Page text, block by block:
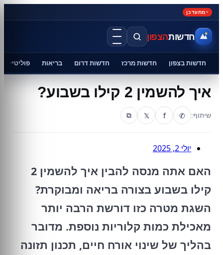
מתעדכן
חדשותהצפון
חדשות בצפון חדשות מרכז חדשות דרום בריאות פוליטיקה
איך להשמין 2 קילו בשבוע?
שיתוף: ✆
f
𝕏
⧉
יולי 2, 2025
האם אתה מנסה להבין איך להשמין 2
קילו בשבוע בצורה בריאה ומבוקרת?
השגת מטרה כזו דורשת הרבה יותר
מאכילת כמות קלוריות נוספת. מדובר
בהליך של שינוי אורח חיים, תכנון תזונה